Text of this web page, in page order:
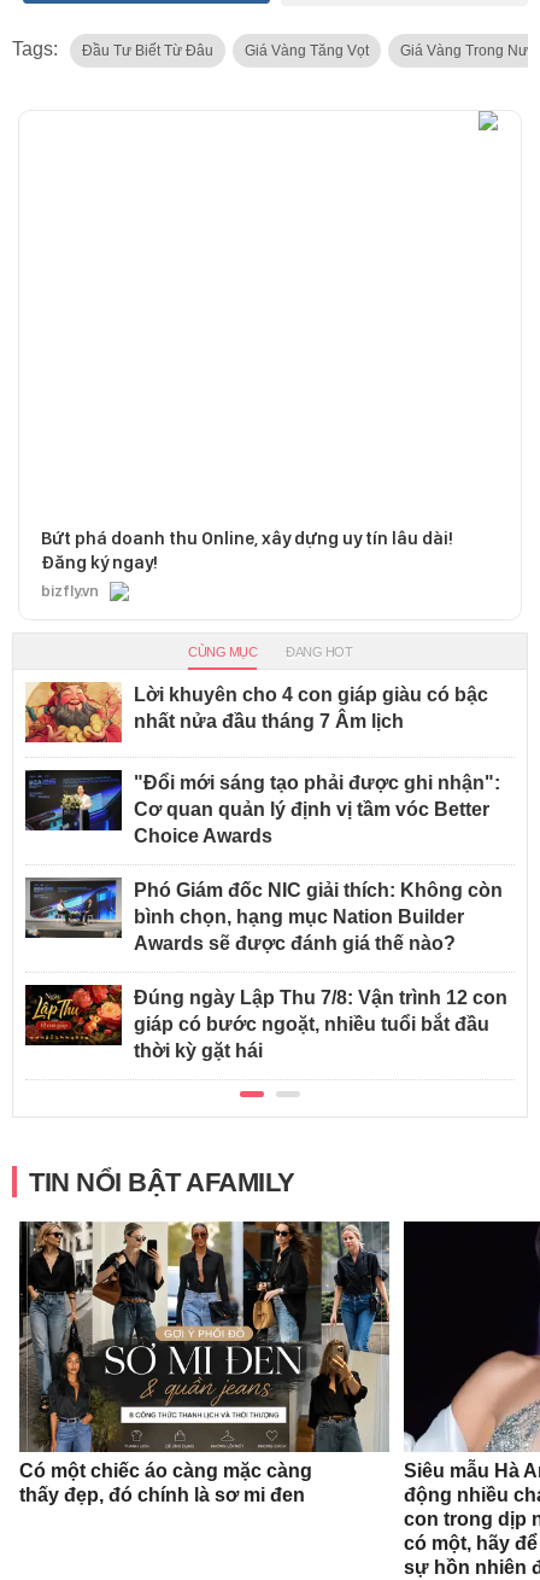
Tags: Đầu Tư Biết Từ Đâu Giá Vàng Tăng Vọt Giá Vàng Trong
Bứt phá doanh thu Online, xây dựng uy tín lâu dài!
Đăng ký ngay!
bizfly.vn
CÙNG MỤC ĐANG HOT
Lời khuyên cho 4 con giáp giàu có bậc
nhất nửa đầu tháng 7 Âm lịch
"Đổi mới sáng tạo phải được ghi nhận":
Cơ quan quản lý định vị tầm vóc Better
Choice Awards
Phó Giám đốc NIC giải thích: Không còn
bình chọn, hạng mục Nation Builder
Awards sẽ được đánh giá thế nào?
Đúng ngày Lập Thu 7/8: Vận trình 12 con
giáp có bước ngoặt, nhiều tuổi bắt đầu
thời kỳ gặt hái
TIN NỔI BẬT AFAMILY
Có một chiếc áo càng mặc càng
thấy đẹp, đó chính là sơ mi đen
Siêu mẫu Hà
động nhiều
con trong dịp
có một, hãy
sự hồn nhiên